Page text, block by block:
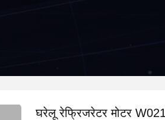
घरेलू रेफ्रिजरेटर मोटर